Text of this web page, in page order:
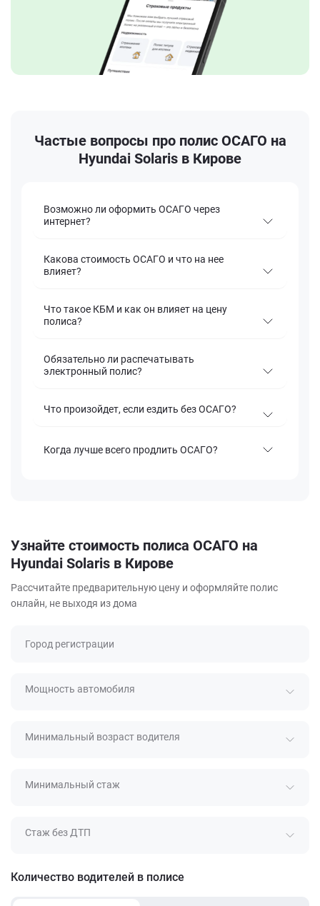
Частые вопросы про полис ОСАГО на
Hyundai Solaris в Кирове
Возможно ли оформить ОСАГО через
интернет?
Какова стоимость ОСАГО и что на нее
влияет?
Что такое КБМ и как он влияет на цену
полиса?
Обязательно ли распечатывать
электронный полис?
Что произойдет, если ездить без ОСАГО?
Когда лучше всего продлить ОСАГО?
Узнайте стоимость полиса ОСАГО на
Hyundai Solaris в Кирове
Рассчитайте предварительную цену и оформляйте полис
онлайн, не выходя из дома
Город регистрации
Мощность автомобиля
Минимальный возраст водителя
Минимальный стаж
Стаж без ДТП
Количество водителей в полисе